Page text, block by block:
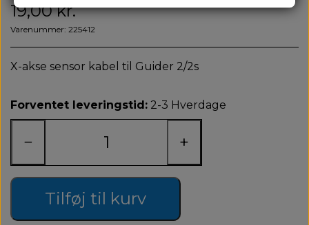
19,00 kr.
Varenummer: 225412
X-akse sensor kabel til Guider 2/2s
Forventet leveringstid: 2-3 Hverdage
− +
Tilføj til kurv